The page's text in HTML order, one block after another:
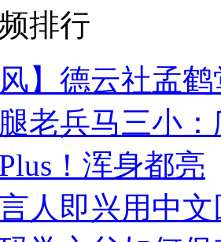
排行
风】德云社孟
老兵马三小
！浑身都亮
人即兴用中